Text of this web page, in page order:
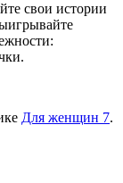
свои истории
Для женщин 7.